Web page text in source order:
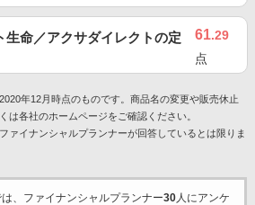
生命／アクサダイレクトの定
61.29
点
年12月時点のものです。商品名の変更や販売休止
は各社のホームページをご確認ください。
ァイナンシャルプランナーが回答しているとは限りま
、ファイナンシャルプランナー30人にアンケ